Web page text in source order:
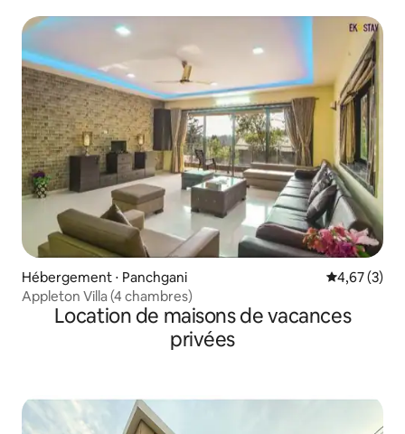
Hébergement ⋅ Panchgani Évaluation
4,67 (3)
Appleton Villa (4 chambres)
Location de maisons de vacances
privées